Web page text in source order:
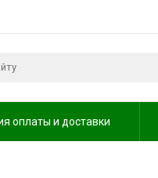
оплаты и доставки